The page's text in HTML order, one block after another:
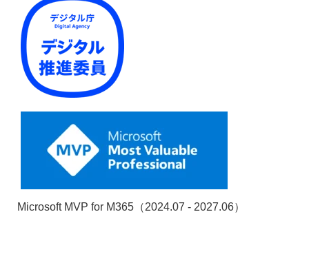
Microsoft MVP for M365（2024.07 - 2027.06）